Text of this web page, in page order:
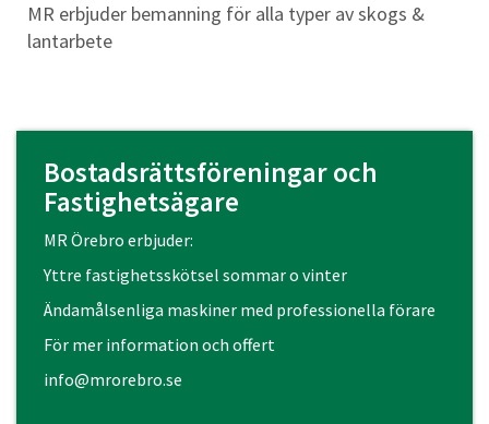
MR erbjuder bemanning för alla typer av skogs &
lantarbete
Bostadsrättsföreningar och
Fastighetsägare
MR Örebro erbjuder:
Yttre fastighetsskötsel sommar o vinter
Ändamålsenliga maskiner med professionella förare
För mer information och offert
info@mrorebro.se